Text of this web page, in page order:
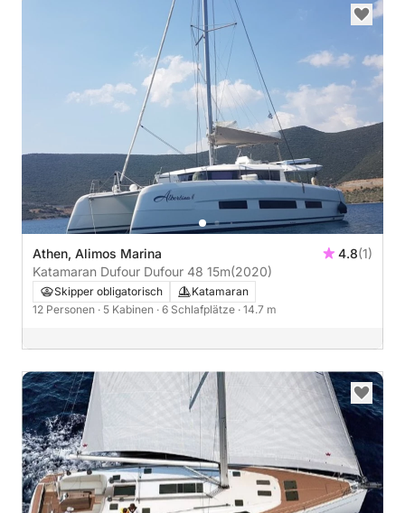
Athen, Alimos Marina 4.8(1)
Katamaran Dufour Dufour 48 15m(2020)
Skipper obligatorisch
Katamaran
12 Personen · 5 Kabinen · 6 Schlafplätze · 14.7 m